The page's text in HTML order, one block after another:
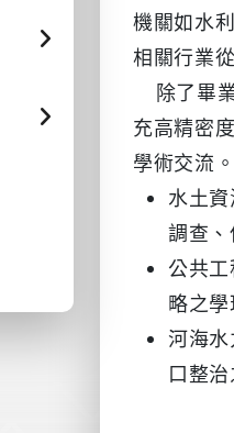
機關如水
相關行業
除了畢
充高精密
學術交流。
水土
調查
公共
略之
河海
口整